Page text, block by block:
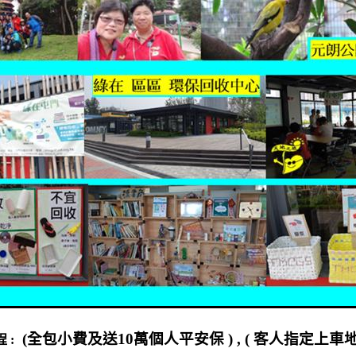
: (全包小費及送10萬個人平安保 ) , (客人指定上車